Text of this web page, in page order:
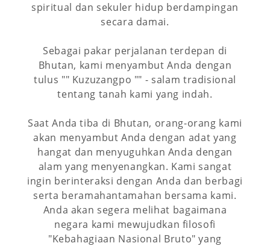
spiritual dan sekuler hidup berdampingan
secara damai.
Sebagai pakar perjalanan terdepan di
Bhutan, kami menyambut Anda dengan
tulus "" Kuzuzangpo "" - salam tradisional
tentang tanah kami yang indah.
Saat Anda tiba di Bhutan, orang-orang kami
akan menyambut Anda dengan adat yang
hangat dan menyuguhkan Anda dengan
alam yang menyenangkan. Kami sangat
ingin berinteraksi dengan Anda dan berbagi
serta beramahantamahan bersama kami.
Anda akan segera melihat bagaimana
negara kami mewujudkan filosofi
"Kebahagiaan Nasional Bruto" yang